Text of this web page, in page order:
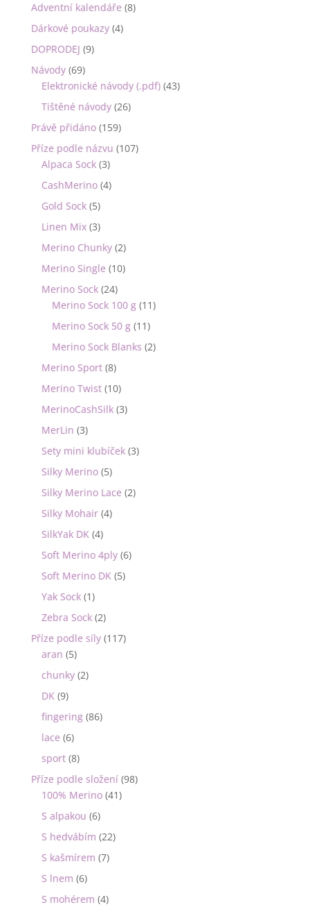
Adventní kalendáře (8)
Dárkové poukazy (4)
DOPRODEJ (9)
Návody (69)
Elektronické návody (.pdf) (43)
Tištěné návody (26)
Právě přidáno (159)
Příze podle názvu (107)
Alpaca Sock (3)
CashMerino (4)
Gold Sock (5)
Linen Mix (3)
Merino Chunky (2)
Merino Single (10)
Merino Sock (24)
Merino Sock 100 g (11)
Merino Sock 50 g (11)
Merino Sock Blanks (2)
Merino Sport (8)
Merino Twist (10)
MerinoCashSilk (3)
MerLin (3)
Sety mini klubíček (3)
Silky Merino (5)
Silky Merino Lace (2)
Silky Mohair (4)
SilkYak DK (4)
Soft Merino 4ply (6)
Soft Merino DK (5)
Yak Sock (1)
Zebra Sock (2)
Příze podle síly (117)
aran (5)
chunky (2)
DK (9)
fingering (86)
lace (6)
sport (8)
Příze podle složení (98)
100% Merino (41)
S alpakou (6)
S hedvábím (22)
S kašmírem (7)
S lnem (6)
S mohérem (4)